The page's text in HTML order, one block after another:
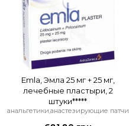
Emla, Эмла 25 мг + 25 мг,
лечебные пластыри, 2
штуки*****
анальгетики,анастезирующие патчи